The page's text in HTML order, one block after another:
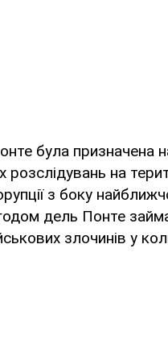
була призначена
на
з боку
дель Понте
злочинів у